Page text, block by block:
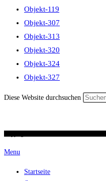
Objekt-119
Objekt-307
Objekt-313
Objekt-320
Objekt-324
Objekt-327
Diese Website durchsuchen
Menu
Startseite